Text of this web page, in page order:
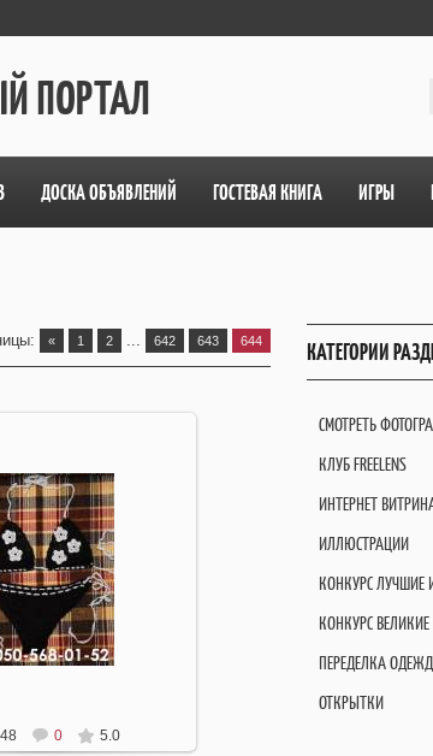
ПОРТАЛ
ДОСКА ОБЪЯВЛЕНИЙ ГОСТЕВАЯ КНИГА ИГРЫ
: « 1 2 ... 642 643 644
05.05.2008
mirpiar
0 5.0
КАТЕГОРИИ
СМОТРЕТЬ
КЛУБ FREELENS
ИНТЕРНЕТ
ИЛЛЮСТРАЦИИ
КОНКУРС ЛУЧШИЕ
КОНКУРС
ПЕРЕДЕЛКА
ОТКРЫТКИ